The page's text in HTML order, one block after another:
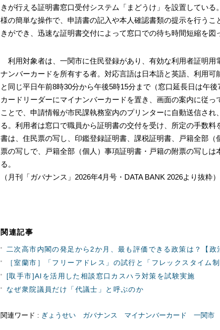
きが行える証明書窓口受付システム「まどうけ」を設置している
様の簡単な操作で、申請書の記入や本人確認書類の提示を行うこ
きができ、迅速な証明書交付によって窓口での待ち時間短縮を図
利用対象者は、一関市に住民登録があり、有効な利用者証明用
ナンバーカードを所有する者。対応言語は日本語と英語、利用可
と同じ平日午前8時30分から午後5時15分まで（窓口延長日は午
カードリーダーにマイナンバーカードを置き、画面の案内に従っ
ことで、申請情報が市民課執務室内のプリンターに自動送信され
る。利用者は窓口で職員から証明書の交付を受け、所定の手数料
書は、住民票の写し、印鑑登録証明書、課税証明書、戸籍全部（
票の写しで、戸籍全部（個人）事項証明書・戸籍の附票の写しは
る。
（月刊「ガバナンス」2026年4月号・DATA BANK 2026より抜粋）
関連記事
二次高市内閣の発足から2か月、最も評価できる政策は？【政
［室蘭市］「フリーアドレス」の試行と「フレックスタイム
[取手市]AIを活用した相談窓口カスハラ対策を試験実施
なぜ衆院議員だけ「代議士」と呼ぶのか
関連ワード : ぎょうせい ガバナンス マイナンバーカード 一関市